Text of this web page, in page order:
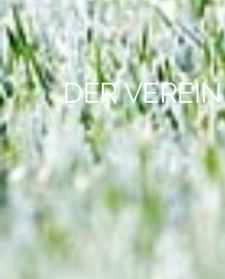
DER